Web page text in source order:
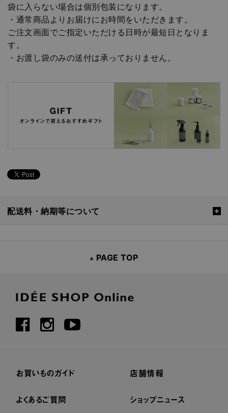
袋に入らない場合は個別包装になります。
・通常商品よりお届けにお時間をいただきます。
ご注文画面でご指定いただける日時が最短日となりま
す。
・お渡し袋のみの送付は承っておりません。
配送料・納期等について
PAGE TOP
お買いものガイド
よくあるご質問
店舗情報
ショップニュース